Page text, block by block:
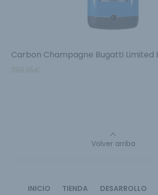
Carbon Champagne Bugatti Limited
399.95€
Volver arriba
INICIO TIENDA DESARROLLO